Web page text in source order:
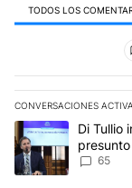
TODOS LOS
Todos los
CONVERSACIONES
Este listado
Un artículo deDi Tullio
Ley de
65